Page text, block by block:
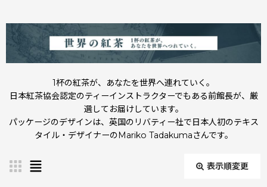
1杯の紅茶が、あなたを世界へ連れていく。
日本紅茶協会認定のティーインストラクターでもある前館長が、厳
選してお届けしています。
パッケージのデザインは、英国のリバティー社で日本人初のテキス
タイル・デザイナーのMariko Tadakumaさんです。
表示順変更